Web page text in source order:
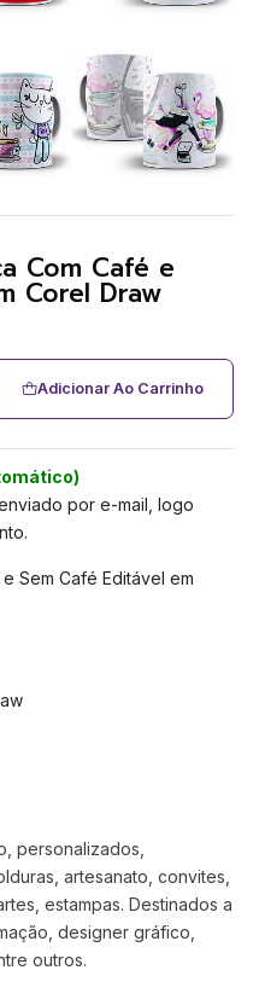
Com Café e
Corel Draw
Adicionar Ao Carrinho
por e-mail, logo
Sem Café Editável em
personalizados,
artesanato, convites,
estampas. Destinados a
designer gráfico,
outros.